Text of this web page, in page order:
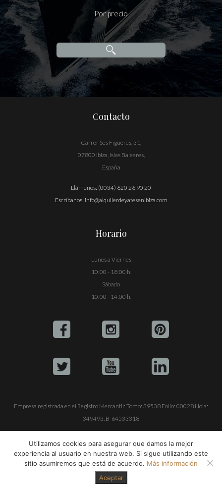
Por precio
Contacto
Carrer Ses Figueres, 31,
07800 Ibiza, Islas Baleares,
España
Llámenos: (0034) 620 26 90 20
Escríbanos: info@alquilerdeyatesenibiza.com
Horario
Lunes a Viernes
10:00 - 18:00 h.
Sábado
10:00 - 14:00 h.
Empresa registrada en el Registro Mercantil: Tomo: 39538 Folio: 00028 Hoja:
349493. B-64533318
ALQUILER DE YATES EN IBIZA S.L.
Utilizamos cookies para asegurar que damos la mejor
experiencia al usuario en nuestra web. Si sigue utilizando este
sitio asumiremos que está de acuerdo. Más información
Aceptar